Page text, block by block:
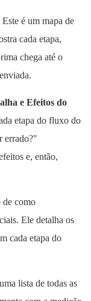
Este é um mapa de
cada etapa,
chega até o
e Efeitos do
etapa do fluxo do
errado?"
e, então,
de como
Ele detalha os
cada etapa do
lista de todas as